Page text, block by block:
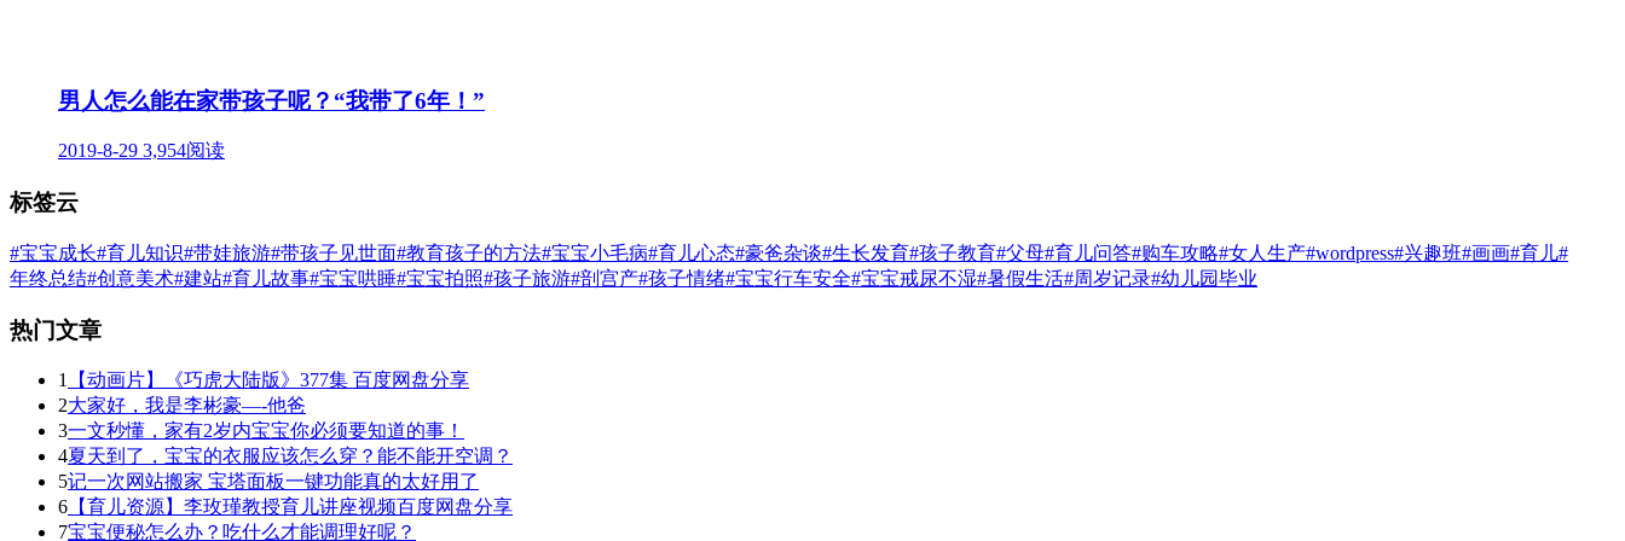
男人怎么能在家带孩子呢？“我带了6年！”
2019-8-29 3,954阅读
标签云
#宝宝成长#育儿知识#带娃旅游#带孩子见世面#教育孩子的方法#宝宝小毛病#育儿心态#豪爸杂谈#生长发育#孩子教育#父母#育儿问答#购车攻略#女人生产#wordpress#兴趣班#画画#育儿#
年终总结#创意美术#建站#育儿故事#宝宝哄睡#宝宝拍照#孩子旅游#剖宫产#孩子情绪#宝宝行车安全#宝宝戒尿不湿#暑假生活#周岁记录#幼儿园毕业
热门文章
1
【动画片】《巧虎大陆版》377集 百度网盘分享
2大家好，我是李彬豪—-他爸
3一文秒懂，家有2岁内宝宝你必须要知道的事！
4夏天到了，宝宝的衣服应该怎么穿？能不能开空调？
5记一次网站搬家 宝塔面板一键功能真的太好用了
6 【育儿资源】李玫瑾教授育儿讲座视频百度网盘分享
7宝宝便秘怎么办？吃什么才能调理好呢？